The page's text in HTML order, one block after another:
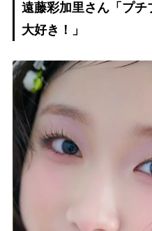
遠藤彩加里さん「プ
大好き！」